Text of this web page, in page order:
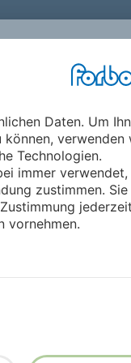
INVESTOREN
die
wird auf
Daten. Um
verwenden
Technologien.
immer verwendet,
zustimmen. Sie
jederzeit
vornehmen.